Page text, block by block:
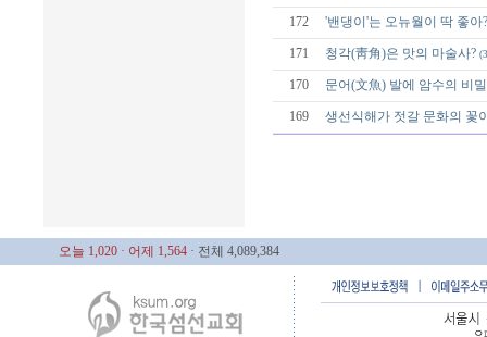
172 '밴댕이'는 오뉴월이 딱 좋아?
171 청각(靑角)은 맛의 마술사?
170 문어(文魚) 발에 암수의 비
169 생선식해가 젓갈 문화의 꽃
오늘 1,020 · 어제 1,564 · 전체 4,089,384